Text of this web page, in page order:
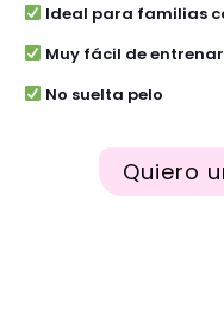
Ideal para familias
Muy fácil de entrenar
No suelta pelo
Quiero